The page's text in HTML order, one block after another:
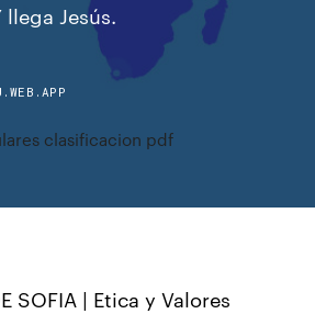
Jesús.
clasificacion pdf
SOFIA | Etica y Valores